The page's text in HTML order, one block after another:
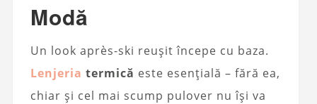
Modă
Un look après-ski reușit începe cu baza.
Lenjeria termică este esențială – fără ea,
chiar și cel mai scump pulover nu își va